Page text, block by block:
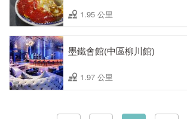
1.95 公里
墨鐵會館(中區柳川館)
1.97 公里